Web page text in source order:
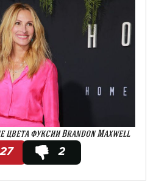
цвета фуксии Brandon Maxwell
27
2